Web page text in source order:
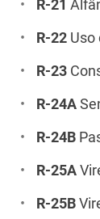
R-21
R-22 Uso
R-23
R-24A
R-24B
R-25A
R-25B